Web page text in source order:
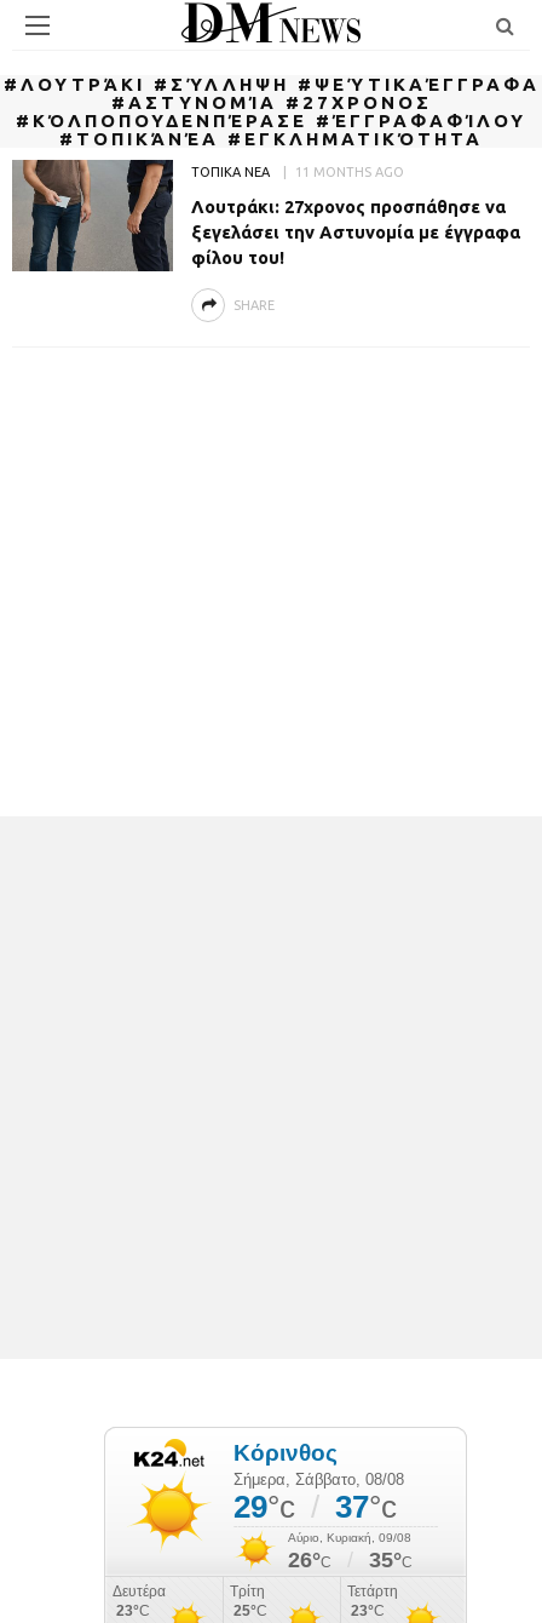
#ΛΟΥΤΡΆΚΙ #ΣΎΛΛΗΨΗ #ΨΕΎΤΙΚΑΈΓΓΡΑΦΑ
#ΑΣΤΥΝΟΜΊΑ #27ΧΡΟΝΟΣ
#ΚΌΛΠΟΠΟΥΔΕΝΠΈΡΑΣΕ #ΈΓΓΡΑΦΑΦΊΛΟΥ
#ΤΟΠΙΚΆΝΈΑ #ΕΓΚΛΗΜΑΤΙΚΌΤΗΤΑ
ΤΟΠΙΚΑ ΝΕΑ 11 MONTHS AGO
Λουτράκι: 27χρονος προσπάθησε να
ξεγελάσει την Αστυνομία με έγγραφα
φίλου του!
SHARE